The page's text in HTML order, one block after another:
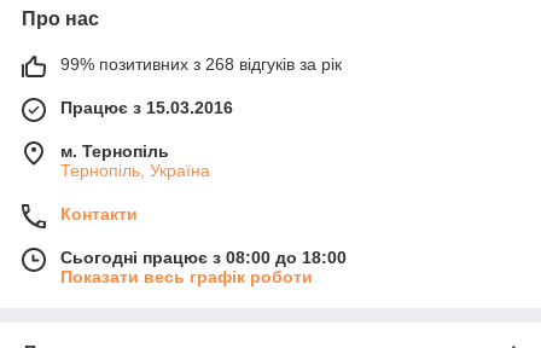
Про нас
99% позитивних з 268 відгуків за рік
Працює з 15.03.2016
м. Тернопіль
Тернопіль, Україна
Контакти
Сьогодні працює з 08:00 до 18:00
Показати весь графік роботи